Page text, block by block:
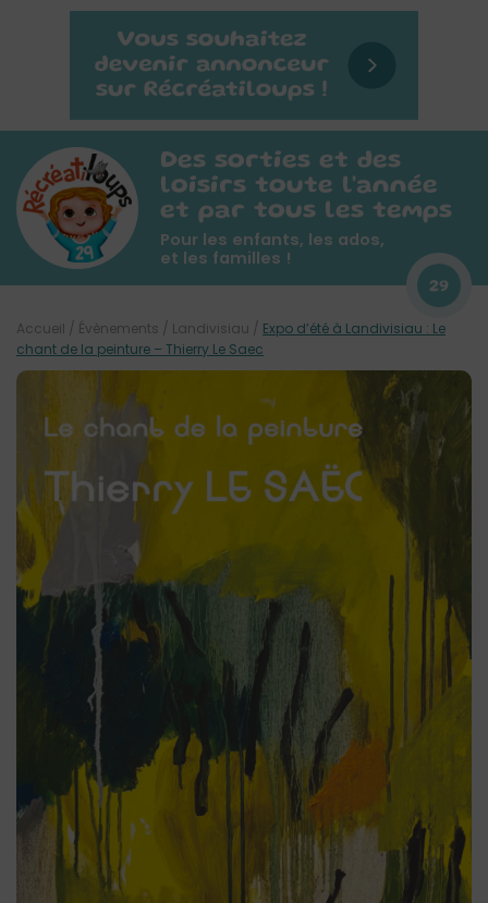
Des sorties et des
loisirs toute l'année
et par tous les temps
Pour les enfants, les ados,
et les familles !
29
Accueil / Évènements / Landivisiau / Expo d’été à Landivisiau : Le
chant de la peinture – Thierry Le Saec